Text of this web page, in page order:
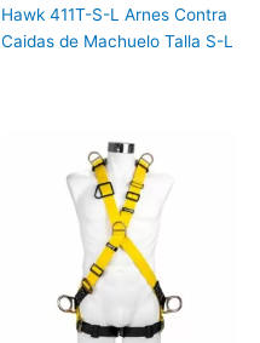
Hawk 411T-S-L Arnes Contra
Caidas de Machuelo Talla S-L